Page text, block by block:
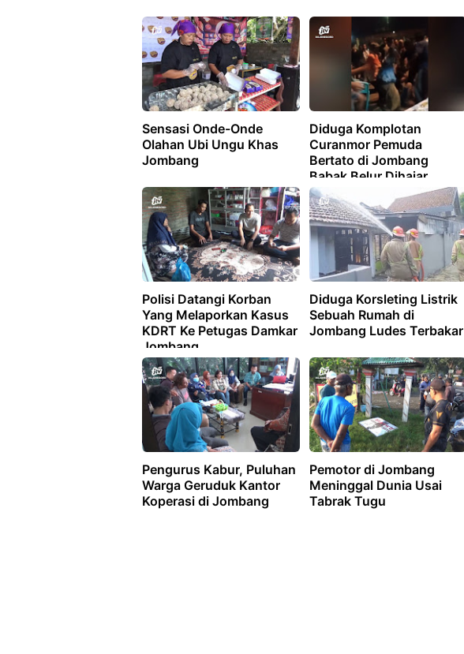
Sensasi Onde-Onde
Olahan Ubi Ungu Khas
Jombang
Diduga Komplotan
Curanmor Pemuda
Bertato di Jombang
Babak Belur Dihajar
Massa
Polisi Datangi Korban
Yang Melaporkan Kasus
KDRT Ke Petugas Damkar
Jombang
Diduga Korsleting Listrik
Sebuah Rumah di
Jombang Ludes Terbakar
Pengurus Kabur, Puluhan
Warga Geruduk Kantor
Koperasi di Jombang
Pemotor di Jombang
Meninggal Dunia Usai
Tabrak Tugu